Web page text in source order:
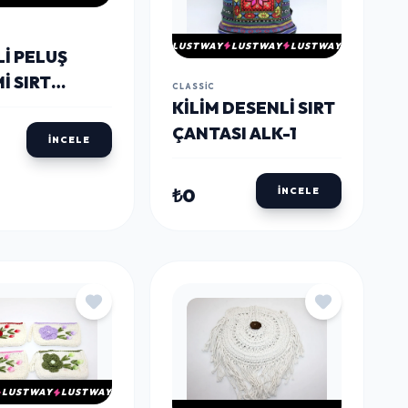
PELUŞ
SIRT
İNCELE
LUSTWAY LUSTWAY LUSTWAY
CLASSIC
KILIM DESENLI SIRT
ÇANTASI ALK-1
₺0 İNCELE
LUSTWAY LUSTWAY